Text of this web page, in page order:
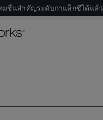
มชิ้นสำคัญระดับกาแล็กซีได้แล้ว